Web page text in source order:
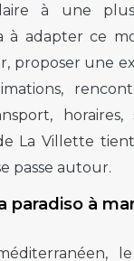
à une
à adapter ce
proposer une
La Villette
passe autour.
paradiso à
le